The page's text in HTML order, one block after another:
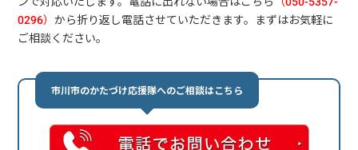
0296）から折り返し電話させていただきます。まずはお気軽に
ご相談ください。
市川市のかたづけ応援隊へのご相談はこちら